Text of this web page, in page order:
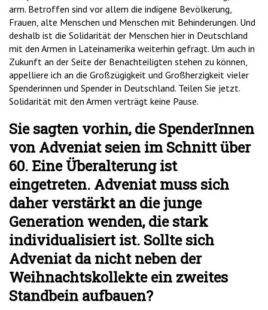
arm. Betroffen sind vor allem die in­di­gene Be­völ­ke­rung,
Frauen, alte Menschen und Menschen mit Be­hin­de­rungen. Und
deshalb ist die Solidarität der Menschen hier in Deutschland
mit den Armen in Lateinamerika weiterhin gefragt. Um auch in
Zukunft an der Seite der Benachteiligten stehen zu können,
appelliere ich an die Großzügigkeit und Großherzigkeit vieler
Spenderinnen und Spender in Deutschland. Teilen Sie jetzt.
Solidarität mit den Armen verträgt keine Pause.
Sie sagten vorhin, die SpenderInnen
von Adveniat seien im Schnitt über
60. Eine Überalterung ist
eingetreten. Adveniat muss sich
daher verstärkt an die junge
Generation wenden, die stark
individualisiert ist. Sollte sich
Adveniat da nicht neben der
Weihnachtskollekte ein zweites
Standbein aufbauen?